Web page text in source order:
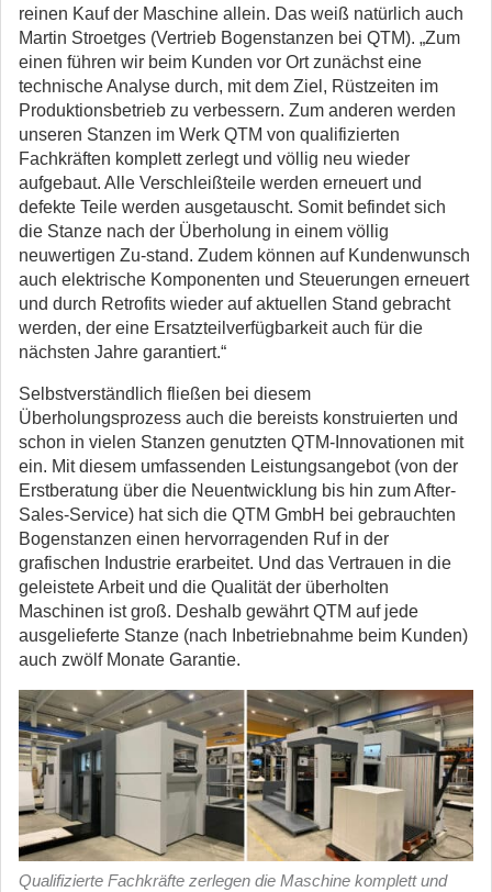
reinen Kauf der Maschine allein. Das weiß natürlich auch
Martin Stroetges (Vertrieb Bogenstanzen bei QTM). „Zum
einen führen wir beim Kunden vor Ort zunächst eine
technische Analyse durch, mit dem Ziel, Rüstzeiten im
Produktionsbetrieb zu verbessern. Zum anderen werden
unseren Stanzen im Werk QTM von qualifizierten
Fachkräften komplett zerlegt und völlig neu wieder
aufgebaut. Alle Verschleißteile werden erneuert und
defekte Teile werden ausgetauscht. Somit befindet sich
die Stanze nach der Überholung in einem völlig
neuwertigen Zu-stand. Zudem können auf Kundenwunsch
auch elektrische Komponenten und Steuerungen erneuert
und durch Retrofits wieder auf aktuellen Stand gebracht
werden, der eine Ersatzteilverfügbarkeit auch für die
nächsten Jahre garantiert.“
Selbstverständlich fließen bei diesem
Überholungsprozess auch die bereists konstruierten und
schon in vielen Stanzen genutzten QTM-Innovationen mit
ein. Mit diesem umfassenden Leistungsangebot (von der
Erstberatung über die Neuentwicklung bis hin zum After-
Sales-Service) hat sich die QTM GmbH bei gebrauchten
Bogenstanzen einen hervorragenden Ruf in der
grafischen Industrie erarbeitet. Und das Vertrauen in die
geleistete Arbeit und die Qualität der überholten
Maschinen ist groß. Deshalb gewährt QTM auf jede
ausgelieferte Stanze (nach Inbetriebnahme beim Kunden)
auch zwölf Monate Garantie.
Qualifizierte Fachkräfte zerlegen die Maschine komplett und